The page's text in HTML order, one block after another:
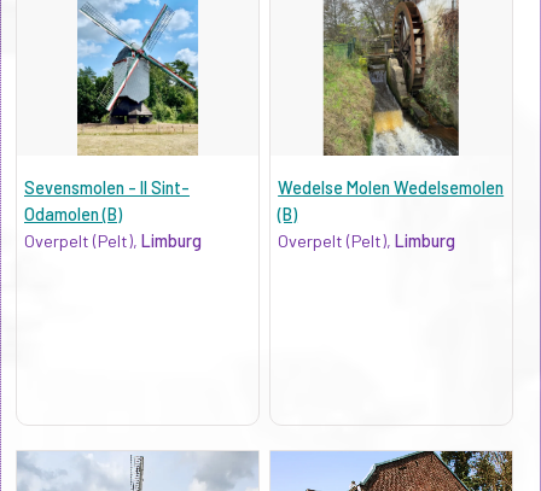
Sevensmolen - II Sint-
Odamolen (B)
Overpelt (Pelt), Limburg
Wedelse Molen Wedelsemolen
(B)
Overpelt (Pelt),Limburg